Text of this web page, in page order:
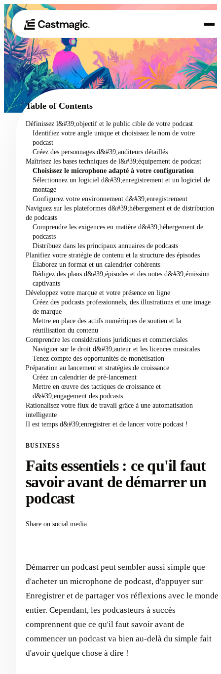
01 Produit
02 Cas d'utilisation
Tarification
À propos de nous
Table of Contents
Définissez l&#39;objectif et le public cible de votre podcast
Identifiez votre angle unique et choisissez le nom de votre
podcast
Créez des personnages d&#39;auditeurs détaillés
Maîtrisez les bases techniques de l&#39;équipement de podcast
Choisissez le microphone adapté à votre configuration
Sélectionnez un logiciel d&#39;enregistrement et un logiciel de
montage
Configurez votre environnement d&#39;enregistrement
Naviguez sur les plateformes d&#39;hébergement et de distribution
de podcasts
Comprendre les exigences en matière d&#39;hébergement de
podcasts
Distribuez dans les principaux annuaires de podcasts
Planifiez votre stratégie de contenu et la structure des épisodes
Élaborez un format et un calendrier cohérents
Rédigez des plans d&#39;épisodes et des notes d&#39;émission
captivants
Développez votre marque et votre présence en ligne
Créez des podcasts professionnels, des illustrations et une image
de marque
Mettre en place des actifs numériques de soutien et la
réutilisation du contenu
Comprendre les considérations juridiques et commerciales
Naviguer sur le droit d&#39;auteur et les licences musicales
Tenez compte des opportunités de monétisation
Préparation au lancement et stratégies de croissance
Créez un calendrier de pré-lancement
Mettre en œuvre des tactiques de croissance et
d&#39;engagement des podcasts
Rationalisez votre flux de travail grâce à une automatisation
intelligente
Il est temps d&#39;enregistrer et de lancer votre podcast !
BUSINESS
Faits essentiels : ce qu'il faut
savoir avant de démarrer un
podcast
Share on social media
Démarrer un podcast peut sembler aussi simple que
d'acheter un microphone de podcast, d'appuyer sur
Enregistrer et de partager vos réflexions avec le monde
entier. Cependant, les podcasteurs à succès
comprennent que ce qu'il faut savoir avant de
commencer un podcast va bien au-delà du simple fait
d'avoir quelque chose à dire !